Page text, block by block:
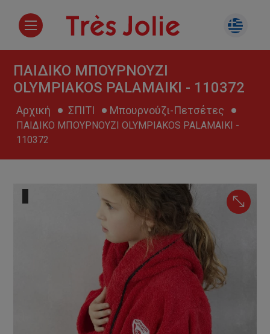
ΠΑΙΔΙΚΟ ΜΠΟΥΡΝΟΥΖΙ
OLYMPIAKOS PALAMAIKI - 110372
Αρχική ΣΠΙΤΙ Μπουρνούζι-Πετσέτες
ΠΑΙΔΙΚΟ ΜΠΟΥΡΝΟΥΖΙ OLYMPIAKOS PALAMAIKI -
110372